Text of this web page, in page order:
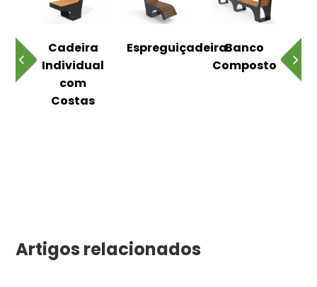
Cadeira
Individual
com
Costas
EspreguiçadeiraBanco
Composto
Artigos relacionados